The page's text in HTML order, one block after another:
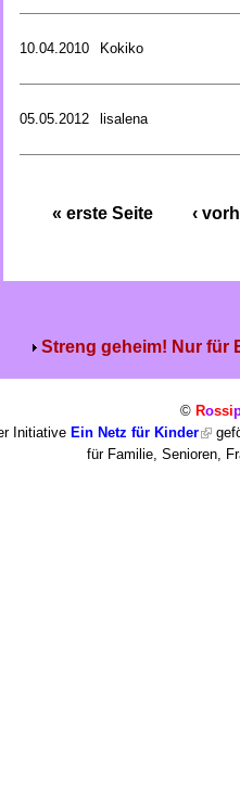
10.04.2010 Kokiko
05.05.2012 lisalena
« erste Seite ‹
Streng geheim! Nur für
© Rossi
Initiative Ein Netz für Kinder
für Familie, Senioren,